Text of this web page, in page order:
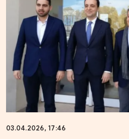
03.04.2026, 17:46